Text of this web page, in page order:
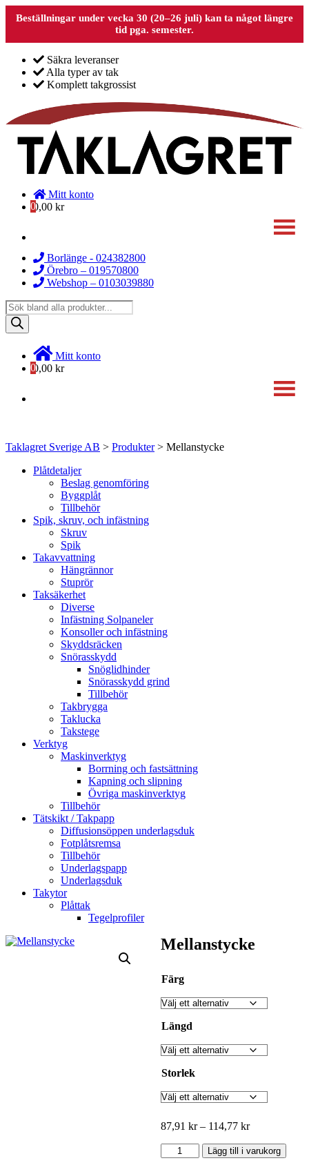
Beställningar under vecka 30 (20–26 juli) kan ta något längre
tid pga. semester.
Säkra leveranser
Alla typer av tak
Komplett takgrossist
Mitt konto
00,00 kr
Borlänge - 024382800
Örebro – 019570800
Webshop – 0103039880
Products
search
Mitt konto
00,00 kr
Taklagret Sverige AB > Produkter> Mellanstycke
Plåtdetaljer
Beslag genomföring
Byggplåt
Tillbehör
Spik, skruv, och infästning
Skruv
Spik
Takavvattning
Hängrännor
Stuprör
Taksäkerhet
Diverse
Infästning Solpaneler
Konsoller och infästning
Skyddsräcken
Snörasskydd
Snöglidhinder
Snörasskydd grind
Tillbehör
Takbrygga
Taklucka
Takstege
Verktyg
Maskinverktyg
Borrning och fastsättning
Kapning och slipning
Övriga maskinverktyg
Tillbehör
Tätskikt / Takpapp
Diffusionsöppen underlagsduk
Fotplåtsremsa
Tillbehör
Underlagspapp
Underlagsduk
Takytor
Plåttak
Tegelprofiler
Mellanstycke
Färg
Längd
Storlek
87,91 kr – 114,77 krPrisintervall:
till
Mellanstycke
mängd
Lägg till i varukorg